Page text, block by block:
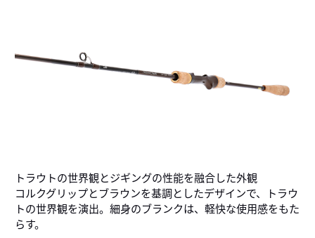
トラウトの世界観とジギングの性能を融合した外観
コルクグリップとブラウンを基調としたデザインで、トラウ
トの世界観を演出。細身のブランクは、軽快な使用感をもた
らす。